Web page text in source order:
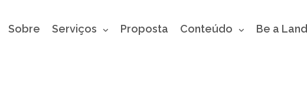
Sobre Serviços Proposta Conteúdo Be a